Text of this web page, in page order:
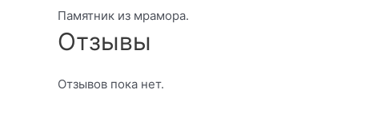
Памятник из мрамора.
Отзывы
Отзывов пока нет.